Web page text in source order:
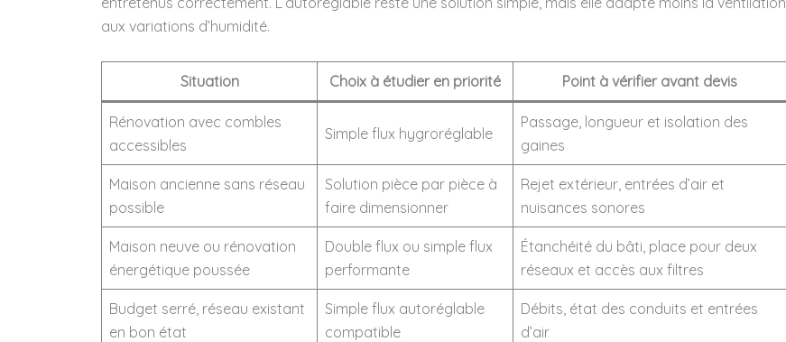
aux variations d’humidité.
Situation Choix à étudier en priorité Point à vérifier avant devis
Rénovation avec combles
accessibles
Simple flux hygroréglable
Passage, longueur et isolation des
gaines
Maison ancienne sans réseau
possible
Solution pièce par pièce à
faire dimensionner
Rejet extérieur, entrées d’air et
nuisances sonores
Maison neuve ou rénovation
énergétique poussée
Double flux ou simple flux
performante
Étanchéité du bâti, place pour deux
réseaux et accès aux filtres
Budget serré, réseau existant
en bon état
Simple flux autoréglable
compatible
Débits, état des conduits et entrées
d’air